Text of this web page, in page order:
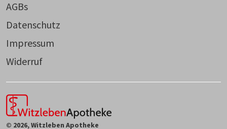
AGBs
Datenschutz
Impressum
Widerruf
© 2026, Witzleben Apotheke